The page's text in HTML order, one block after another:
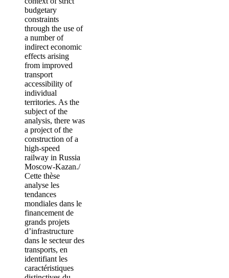
budgetary
constraints
through the use of
a number of
indirect economic
effects arising
from improved
transport
accessibility of
individual
territories. As the
subject of the
analysis, there was
a project of the
construction of a
high-speed
railway in Russia
Moscow-Kazan./
Cette thèse
analyse les
tendances
mondiales dans le
financement de
grands projets
d’infrastructure
dans le secteur des
transports, en
identifiant les
caractéristiques